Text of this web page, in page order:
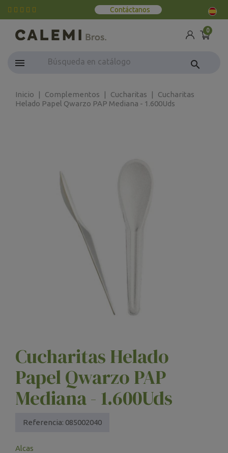
Contáctanos
0
search
Inicio Complementos Cucharitas
Cucharitas
Helado Papel Qwarzo PAP Mediana - 1.600Uds
Cucharitas Helado
Papel Qwarzo PAP
Mediana - 1.600Uds
Referencia: 085002040
Alcas